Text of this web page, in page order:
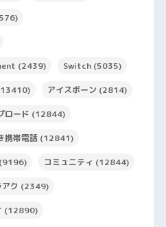
(2439) Switch(5035)
アイスボーン (2814)
ロード (12844)
携帯電話(12841)
コミュニティ (12844)
ク (2349)
(12890)